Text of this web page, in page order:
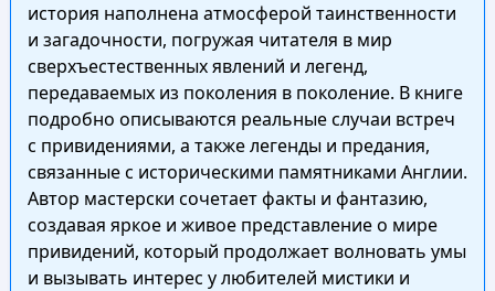
история наполнена атмосферой таинственности
и загадочности, погружая читателя в мир
сверхъестественных явлений и легенд,
передаваемых из поколения в поколение. В книге
подробно описываются реальные случаи встреч
с привидениями, а также легенды и предания,
связанные с историческими памятниками Англии.
Автор мастерски сочетает факты и фантазию,
создавая яркое и живое представление о мире
привидений, который продолжает волновать умы
и вызывать интерес у любителей мистики и